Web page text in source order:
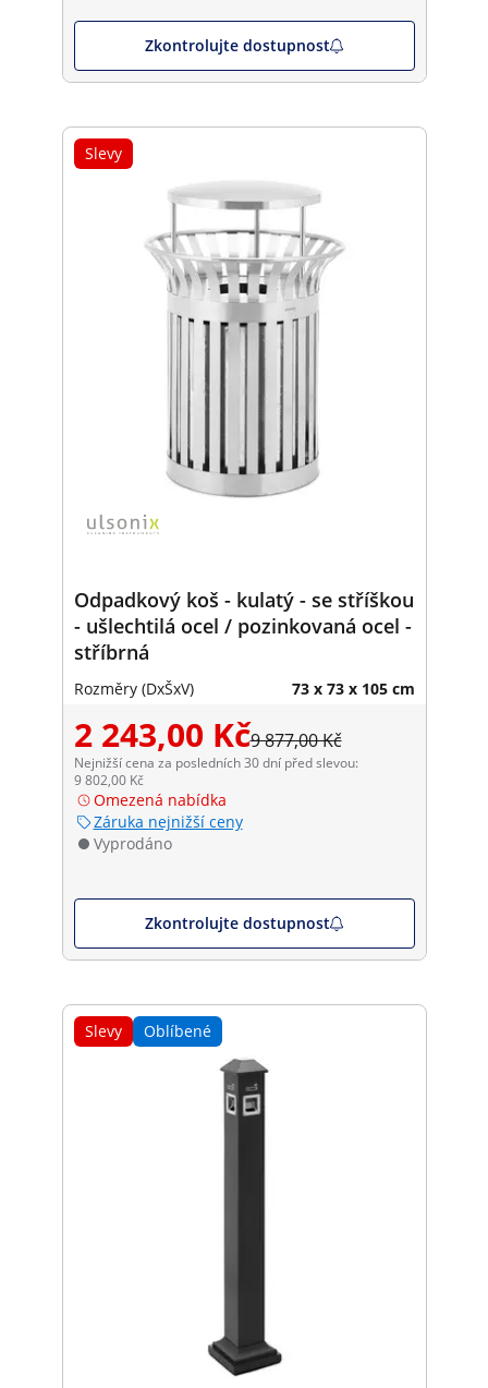
Zkontrolujte dostupnost
Slevy
Odpadkový koš - kulatý - se stříškou
- ušlechtilá ocel / pozinkovaná ocel -
stříbrná
Rozměry (DxŠxV) 73 x 73 x 105 cm
2 243,00 Kč9 877,00 Kč
Nejnižší cena za posledních 30 dní před slevou:
9 802,00 Kč
Omezená nabídka
Záruka nejnižší ceny
Vyprodáno
Zkontrolujte dostupnost
Slevy Oblíbené